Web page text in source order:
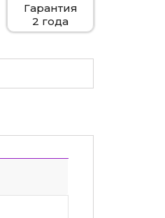
Гарантия
2 года